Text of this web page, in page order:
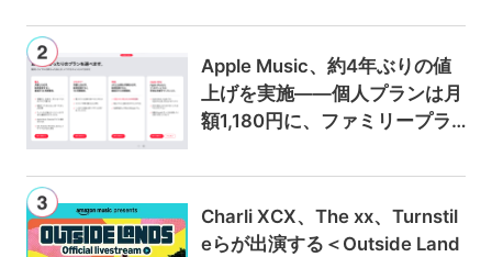
Apple Music、約4年ぶりの値
上げを実施——個人プランは月
額1,180円に、ファミリープラ
Charli XCX、The xx、Turnstil
eらが出演する＜Outside Land